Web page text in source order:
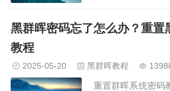
169.254.x.x——机
息 解决…
黑群晖密码忘了怎么办？重置
教程
2025-05-20 黑群晖教程
重置群晖系统密码